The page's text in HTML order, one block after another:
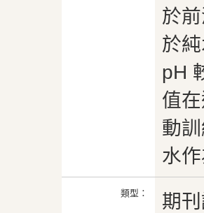
於
於
pH
值
動
水
類型： 期